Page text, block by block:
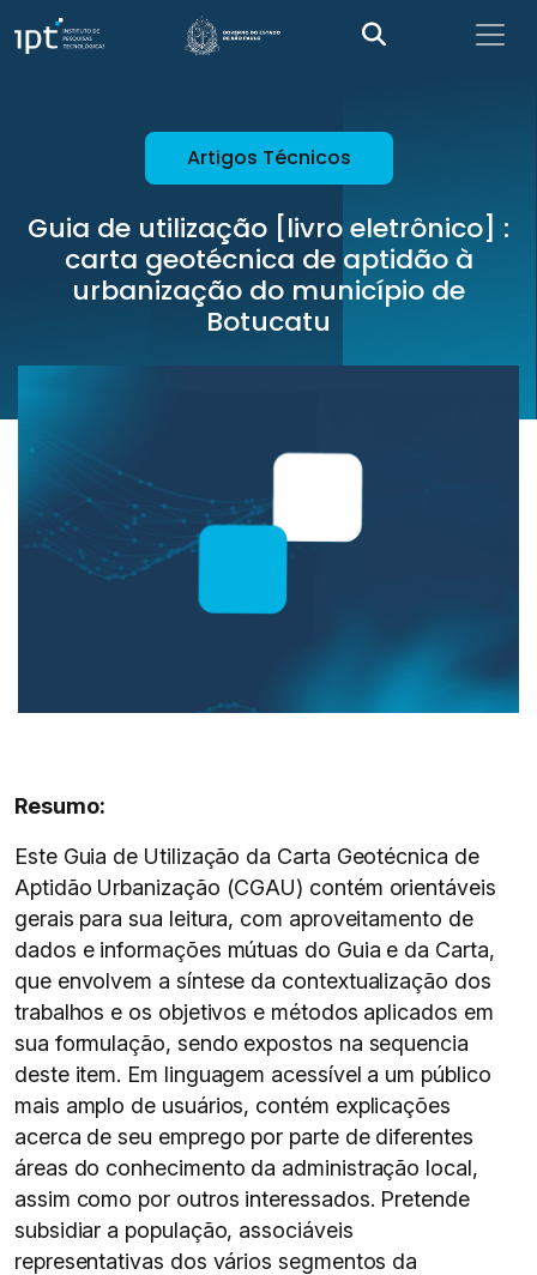
Artigos Técnicos
Guia de utilização [livro eletrônico] :
carta geotécnica de aptidão à
urbanização do município de
Botucatu
Resumo:
Este Guia de Utilização da Carta Geotécnica de
Aptidão Urbanização (CGAU) contém orientáveis
gerais para sua leitura, com aproveitamento de
dados e informações mútuas do Guia e da Carta,
que envolvem a síntese da contextualização dos
trabalhos e os objetivos e métodos aplicados em
sua formulação, sendo expostos na sequencia
deste item. Em linguagem acessível a um público
mais amplo de usuários, contém explicações
acerca de seu emprego por parte de diferentes
áreas do conhecimento da administração local,
assim como por outros interessados. Pretende
subsidiar a população, associáveis
representativas dos vários segmentos da